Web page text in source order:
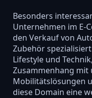
Besonders
Unternehmen im E-
den Verkauf von
Zubehör
Lifestyle und
Zusammenhang
Mobilitätslösungen
diese Domain eine